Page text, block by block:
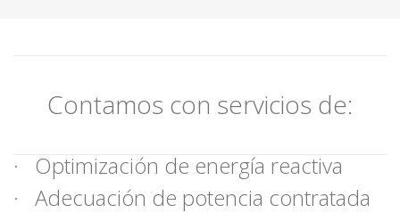
Contamos con servicios de:
· Optimización de energía reactiva
· Adecuación de potencia contratada